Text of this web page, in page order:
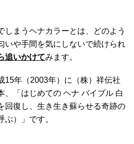
しまうヘナカラーとは、どのよう
いや手間を気にしないで続けられ
追いかけてみます。
15年（2003年）に（株）祥伝社
、「はじめての ヘナ バイブル 白
回復し、生き生き蘇らせる奇跡の
）」です。